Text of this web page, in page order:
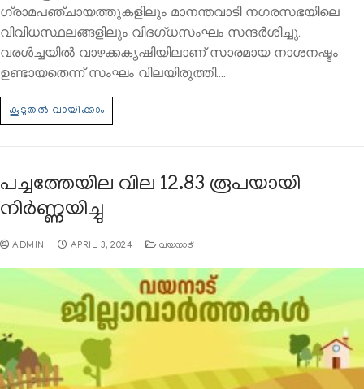
ഗ്രാമപഞ്ചായത്തുകളിലും മാനന്തവാടി നഗരസഭയിലെ
വിവിധസ്ഥലങ്ങളിലും വിദഗ്ധസംഘം സന്ദര്‍ശിച്ചു.
വരള്‍ച്ചയില്‍ വാഴക്കകൃഷിയിലാണ് സാരമായ നാശനഷ്ടം
ഉണ്ടായതെന്ന് സംഘം വിലയിരുത്തി.…
പച്ചത്തേയില വില 12.83 രൂപയായി
നിര്‍ണ്ണയിച്ചു
ADMIN APRIL 3, 2024 വയനാട്